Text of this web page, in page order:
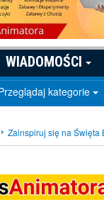
WIADOMOŚCI
kategorie
Zainspiruj się na Święta